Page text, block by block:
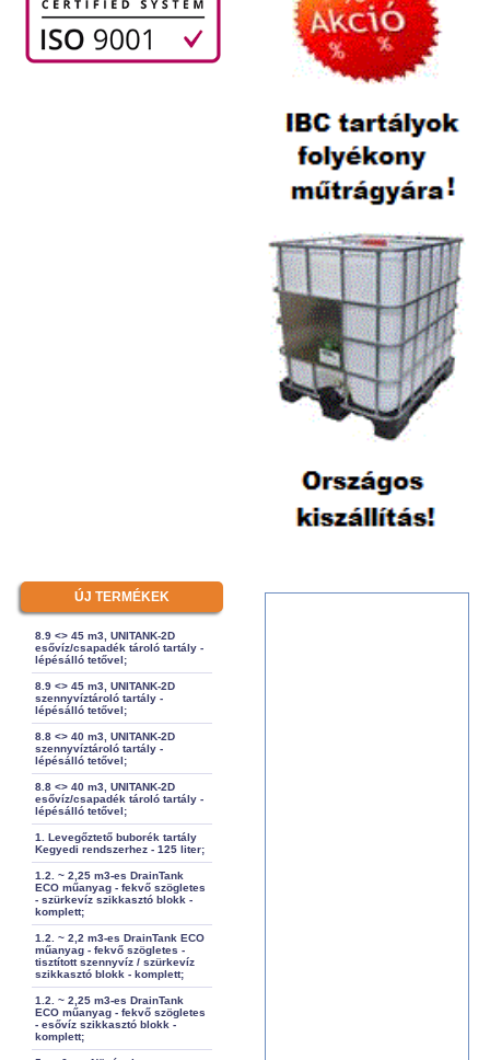
ÚJ TERMÉKEK
8.9 <> 45 m3, UNITANK-2D
esővíz/csapadék tároló tartály -
lépésálló tetővel;
8.9 <> 45 m3, UNITANK-2D
szennyvíztároló tartály -
lépésálló tetővel;
8.8 <> 40 m3, UNITANK-2D
szennyvíztároló tartály -
lépésálló tetővel;
8.8 <> 40 m3, UNITANK-2D
esővíz/csapadék tároló tartály -
lépésálló tetővel;
1. Levegőztető buborék tartály
Kegyedi rendszerhez - 125 liter;
1.2. ~ 2,25 m3-es DrainTank
ECO műanyag - fekvő szögletes
- szürkevíz szikkasztó blokk -
komplett;
1.2. ~ 2,2 m3-es DrainTank ECO
műanyag - fekvő szögletes -
tisztított szennyvíz / szürkevíz
szikkasztó blokk - komplett;
1.2. ~ 2,25 m3-es DrainTank
ECO műanyag - fekvő szögletes
- esővíz szikkasztó blokk -
komplett;